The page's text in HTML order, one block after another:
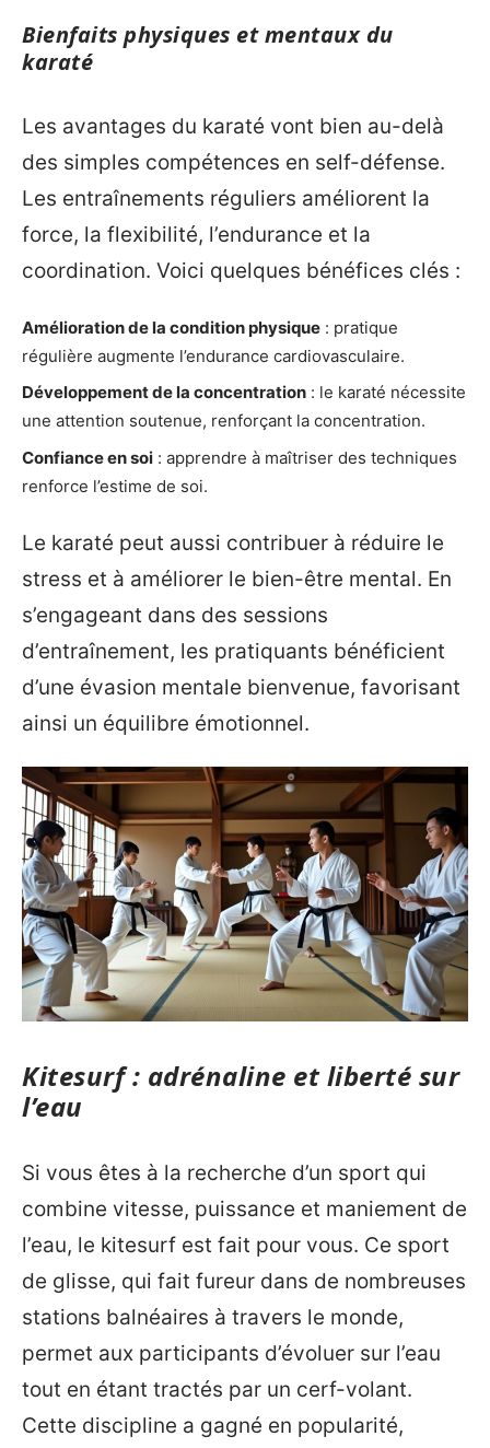
Bienfaits physiques et mentaux du
karaté
Les avantages du karaté vont bien au-delà
des simples compétences en self-défense.
Les entraînements réguliers améliorent la
force, la flexibilité, l’endurance et la
coordination. Voici quelques bénéfices clés :
Amélioration de la condition physique : pratique
régulière augmente l’endurance cardiovasculaire.
Développement de la concentration : le karaté nécessite
une attention soutenue, renforçant la concentration.
Confiance en soi : apprendre à maîtriser des techniques
renforce l’estime de soi.
Le karaté peut aussi contribuer à réduire le
stress et à améliorer le bien-être mental. En
s’engageant dans des sessions
d’entraînement, les pratiquants bénéficient
d’une évasion mentale bienvenue, favorisant
ainsi un équilibre émotionnel.
Kitesurf : adrénaline et liberté sur
l’eau
Si vous êtes à la recherche d’un sport qui
combine vitesse, puissance et maniement de
l’eau, le kitesurf est fait pour vous. Ce sport
de glisse, qui fait fureur dans de nombreuses
stations balnéaires à travers le monde,
permet aux participants d’évoluer sur l’eau
tout en étant tractés par un cerf-volant.
Cette discipline a gagné en popularité,